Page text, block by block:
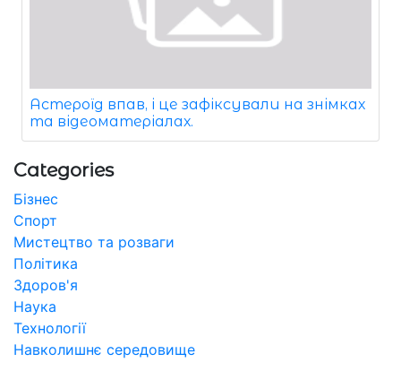
Астероїд впав, і це зафіксували на знімках
та відеоматеріалах.
Categories
Бізнес
Спорт
Мистецтво та розваги
Політика
Здоров'я
Наука
Технології
Навколишнє середовище